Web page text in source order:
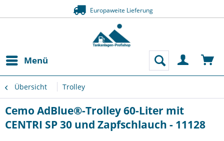
Europaweite Lieferung
Menü
Übersicht Trolley
Cemo AdBlue®-Trolley 60-Liter mit
CENTRI SP 30 und Zapfschlauch - 11128